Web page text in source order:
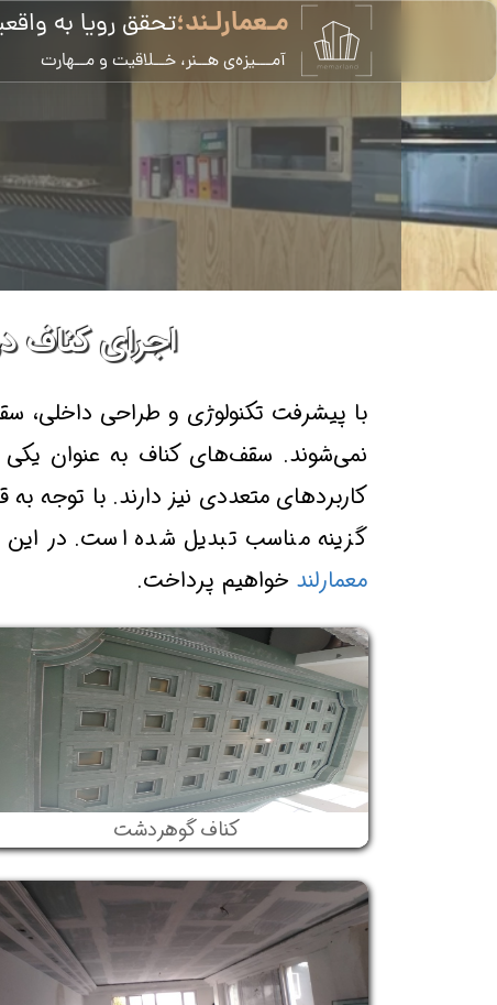
​آمـــیزه‌ی هــنر، خــلاقیت و مــهارت
مـعمارلـند؛تحقق رویا به
اجرای کناف
با پیشرفت تکنولوژی و طراحی داخلی،
نمی‌شوند. سقف‌های کناف به عنوان یکی
کاربردهای متعددی نیز دارند. با توجه به
گزینه مناسب تبدیل شده است. در
معمارلند خواهیم پرداخت.
کناف گوهردشت